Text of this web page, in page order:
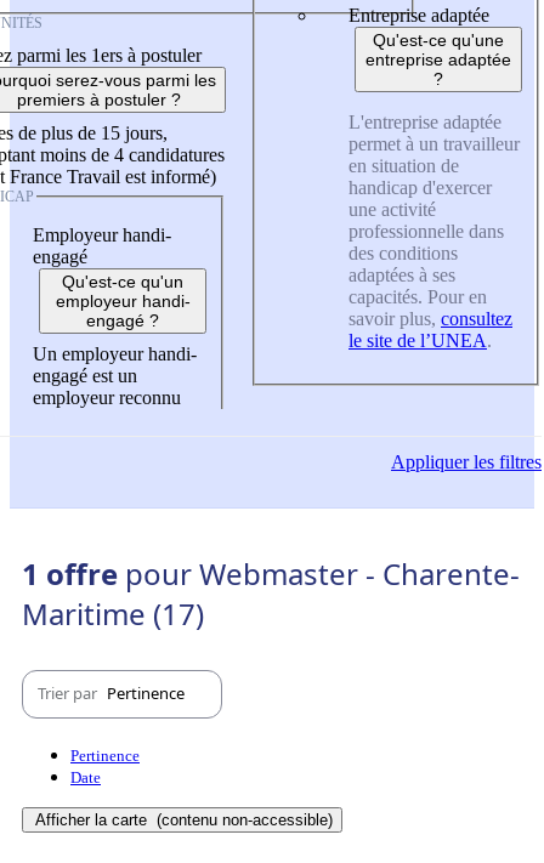
parmi les 1ers à postuler
serez-vous parmi les
premiers à postuler ?
de plus de 15 jours,
moins de 4 candidatures
France Travail est informé)
Employeur handi-
engagé
Qu'est-ce qu'un
employeur handi-
engagé ?
Un employeur handi-
engagé est un
employeur reconnu
Entreprise adaptée
Qu'est-ce qu'une
entreprise adaptée
?
L'entreprise adaptée
permet à un travailleur
en situation de
handicap d'exercer
une activité
professionnelle dans
des conditions
adaptées à ses
capacités. Pour en
savoir plus, consultez
le site de l’UNEA.
Appliquerles filtres
1 offre pour Webmaster - Charente-
Maritime (17)
Trier par Pertinence
Pertinence
Date
Afficher la carte (contenu non-accessible)